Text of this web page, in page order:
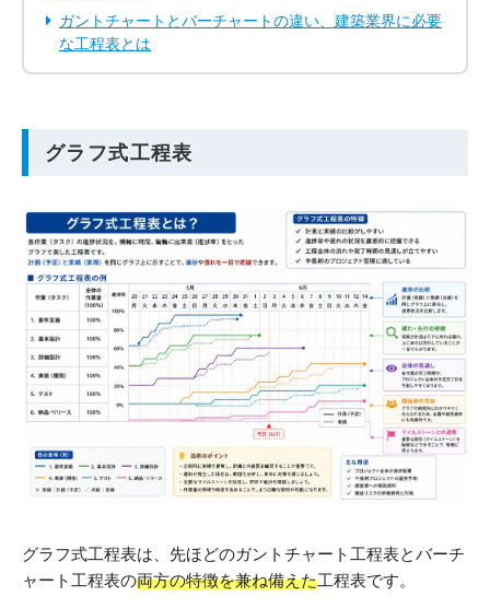
ガントチャートとバーチャートの違い、建築業界に必要
な工程表とは
グラフ式工程表
グラフ式工程表は、先ほどのガントチャート工程表とバーチ
ャート工程表の両方の特徴を兼ね備えた工程表です。